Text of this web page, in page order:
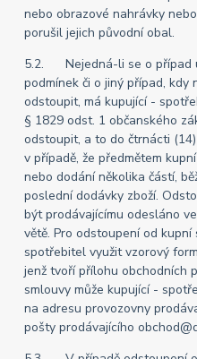
nebo obrazové nahrávky
porušil jejich původní obal.
5.2. Nejedná-li se o případ
podmínek či o jiný případ, kdy
odstoupit, má kupující -
§ 1829 odst. 1 občanského
odstoupit, a to do čtrnácti
v případě, že předmětem
nebo dodání několika částí,
poslední dodávky zboží.
být prodávajícímu odesláno
větě. Pro odstoupení od
spotřebitel využit vzorový
jenž tvoří přílohu obchodních
smlouvy může kupující -
na adresu provozovny
pošty prodávajícího